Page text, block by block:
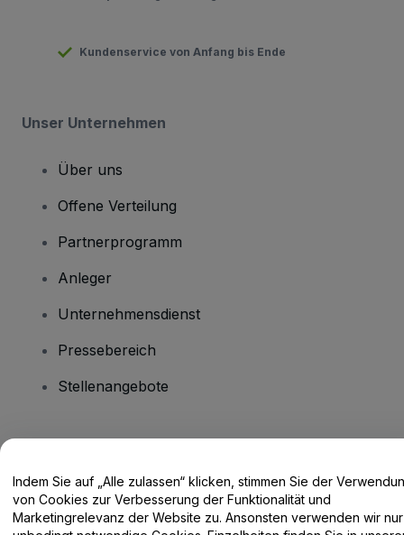
Kundenservice von Anfang bis Ende
Unser Unternehmen
Über uns
Offene Verteilung
Partnerprogramm
Anleger
Unternehmensdienst
Pressebereich
Stellenangebote
Hilfe-Center / Kontakt
Indem Sie auf „Alle zulassen“ klicken, stimmen Sie der
von Cookies zur Verbesserung der Funktionalität und
Marketingrelevanz der Website zu. Ansonsten verwenden wir nur